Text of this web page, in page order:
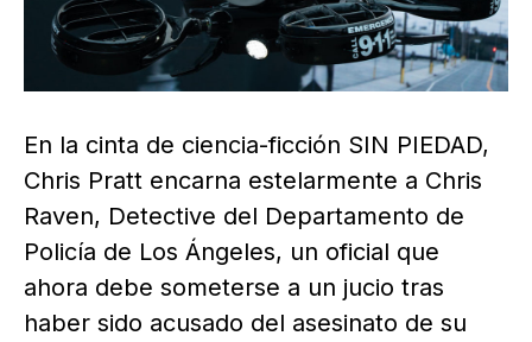
En la cinta de ciencia-ficción SIN PIEDAD,
Chris Pratt encarna estelarmente a Chris
Raven, Detective del Departamento de
Policía de Los Ángeles, un oficial que
ahora debe someterse a un jucio tras
haber sido acusado del asesinato de su